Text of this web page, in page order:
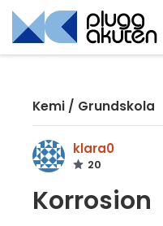
Kemi / Grundskola
klara0
20
Korrosion
Sök